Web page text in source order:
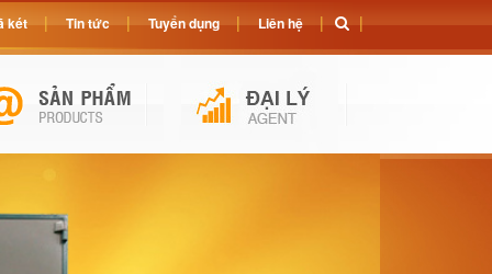
két Tin tức Tuyển dụng Liên hệ